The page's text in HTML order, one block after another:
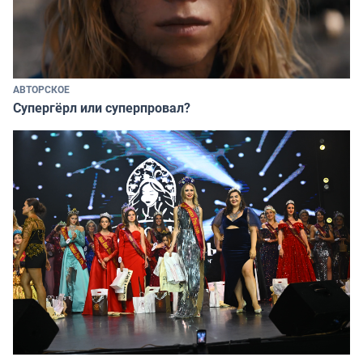
АВТОРСКОЕ
Супергёрл или суперпровал?